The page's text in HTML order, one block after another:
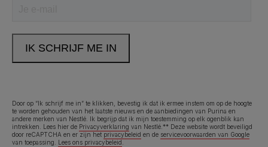
Door op “Ik schrijf me in” te klikken, bevestig ik dat ik ermee instem om op de hoogte
te worden gehouden van het laatste nieuws en de aanbiedingen van Purina en
andere merken van Nestlé. Ik begrijp dat ik mijn toestemming op elk ogenblik kan
intrekken. Lees hier de Privacyverklaring van Nestlé.** Deze website wordt beveiligd
door reCAPTCHA en er zijn het privacybeleid en de servicevoorwaarden van Google
van toepassing.
Lees ons privacybeleid
Legal (footer) (NL)
Toegankelijkheidsverklaring Gebruiksvoorwaarden